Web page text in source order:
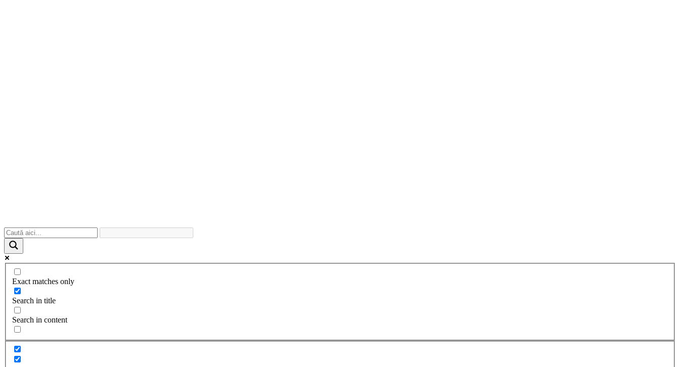
Exact matches only
Search in title
Search in content